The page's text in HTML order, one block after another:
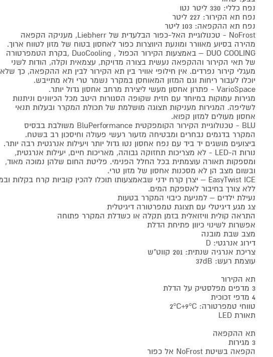
נפח כללי: 330 ליטר נטו
נפח תא הקירור: 227 ליטר
נפח תא ההקפאה: 103 ליטר
NoFrost - טכנולוגיית האל-כפור הבלעדית של Liebherr, מעניקה הקפאה
מהירה בסיוע מאוורר ומונעת היווצרות כפור לאחסון בטוח של מזון לטווח ארוך.
DUO COOLING – באמצעות הקירור הכפול , DuoCooling ,בקרת הטמפרטורה
של תאי הקירור וההקפאה נעשית בצורה מדויקת, עצמאית וקלה, הודות לשני
מעגלי קירור נפרדים. אין חילופי אוויר בין תא הקירור לבין תא ההקפאה, כך שלא
יוכלו לעבור ריחות וגם המזון המאוחסן במקרר נשמר טרי ולא מתייבש.
VarioSpace - פתרון אחסון מעשי ליצירת מרחב אחסון גדול יותר.
מגירות עמוקות במיוחד עם חזית שקופה הסגורות היטב מכל הכיוונים וניתנות
לשליפה. המגירות מעניקות תצוגה מושלמת של תכולת המקרר ובעלות תנאי
אחסון מעולים למזון קפוא.
BLU - טכנולוגיית הקירור הקומפקטית BluPerformance משולבת בבסיס
המקרר בדגמים נבחרים ומבטיחה מזעור רעשי פעולה וחיסכון רב בשטח.
ביצועים מושגים יד ביד עם נפח אחסון נטו גדול יותר ויעילות אנרגטית רבה יותר.
נורות ה-LED - לא מצריכות תחזוקה גבוהה, מאריכות חיים, יעילות אנרגטית,
ומספקות תאורה עוצמתית בכל החלל הפנימי. פליטת החום שלהן נמוכה מאוד,
ובשום מצב הן לא מסכנות אחסון של מזון טרי.
EasyTwist ICE – יצרן קרח ידני שבאמצעותו תוכלו להכין קוביות קרח בקלות ובמהירות,
ללא צורך בחיבור לאספקת המים.
נעילת ילדים – למניעת כיבוי המקרר בטעות
צג מגע דיגיטלי עם תצוגת טמפרטורה דיגיטלית
התראה קולית וויזואלית בזמן תקלה או כשדלת המקרר פתוחה
אפשרות לשינוי כיוון פתיחת הדלת
מצב שבת מובנה
דירוג אנרגטי: D
צריכת אנרגיה שנתית: 201 קווט"ש
עוצמת רעש: 37dB
תא הקירור
3 מדפים מפלסטיק על הדלת
4 מדפי זכוכית
טווחי טמפרטורה: 2°C+9°C
תאורת LED
תא ההקפאה
3 מגירות
הקפאה בשיטת NoFrost אל כפור